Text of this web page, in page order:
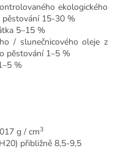
ekologického
pěstování 15-30 %
5–15 %
/ slunečnicového oleje z
pěstování 1–5 %
%
g / cm3
přibližně 8,5-9,5